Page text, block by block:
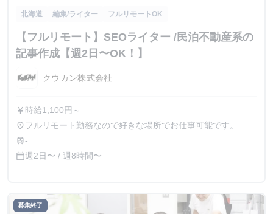
北海道 編集/ライター フルリモートOK
【フルリモート】SEOライター /民泊不動産系の
記事作成【週2日〜OK！】
クウカン株式会社
currency_yen 時給1,100円～
place フルリモート勤務なので好きな場所でお仕事可能です。
train-
calendar_today週2日〜 / 週8時間〜
募集終了